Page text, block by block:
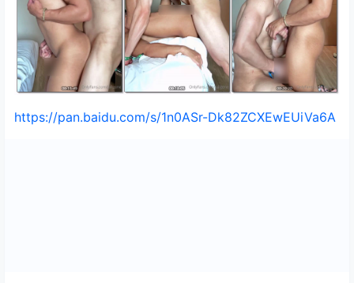
https://pan.baidu.com/s/1n0ASr-Dk82ZCXEwEUiVa6A